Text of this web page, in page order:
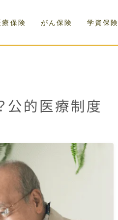
療保険 がん保険 学資保険
公的医療制度